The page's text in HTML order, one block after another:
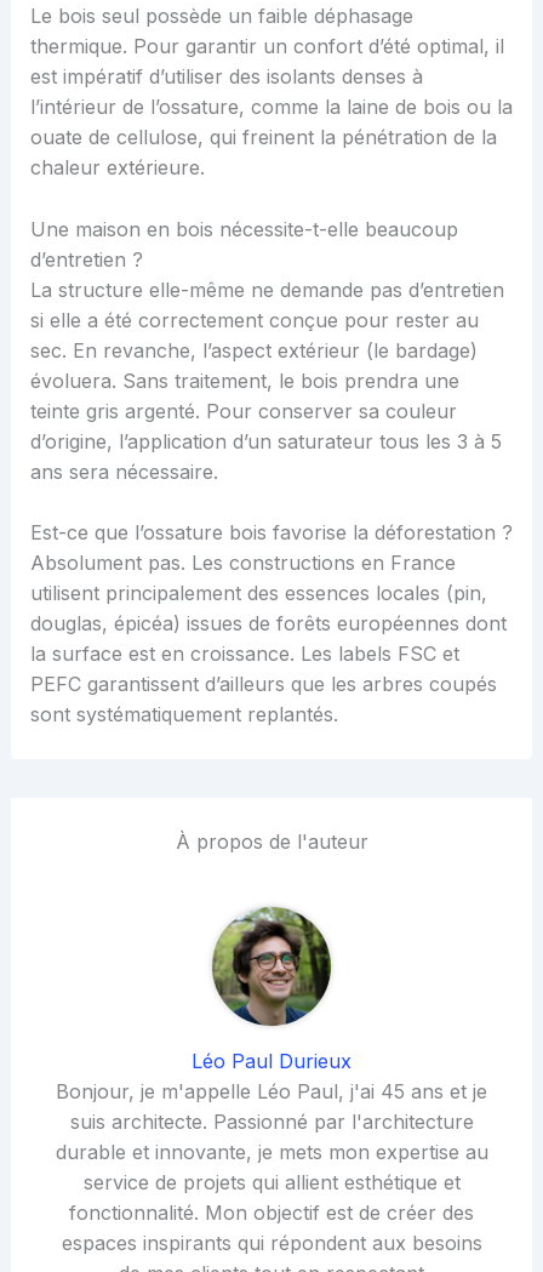
Le bois seul possède un faible déphasage
thermique. Pour garantir un confort d’été optimal, il
est impératif d’utiliser des isolants denses à
l’intérieur de l’ossature, comme la laine de bois ou la
ouate de cellulose, qui freinent la pénétration de la
chaleur extérieure.
Une maison en bois nécessite-t-elle beaucoup
d’entretien ?
La structure elle-même ne demande pas d’entretien
si elle a été correctement conçue pour rester au
sec. En revanche, l’aspect extérieur (le bardage)
évoluera. Sans traitement, le bois prendra une
teinte gris argenté. Pour conserver sa couleur
d’origine, l’application d’un saturateur tous les 3 à 5
ans sera nécessaire.
Est-ce que l’ossature bois favorise la déforestation ?
Absolument pas. Les constructions en France
utilisent principalement des essences locales (pin,
douglas, épicéa) issues de forêts européennes dont
la surface est en croissance. Les labels FSC et
PEFC garantissent d’ailleurs que les arbres coupés
sont systématiquement replantés.
À propos de l'auteur
Léo Paul Durieux
Bonjour, je m'appelle Léo Paul, j'ai 45 ans et je
suis architecte. Passionné par l'architecture
durable et innovante, je mets mon expertise au
service de projets qui allient esthétique et
fonctionnalité. Mon objectif est de créer des
espaces inspirants qui répondent aux besoins